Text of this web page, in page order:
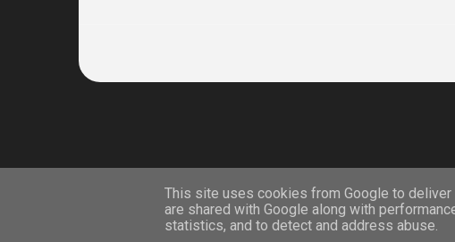
This site uses cookies from Google to
are shared with Google along with
statistics, and to detect and address abuse.